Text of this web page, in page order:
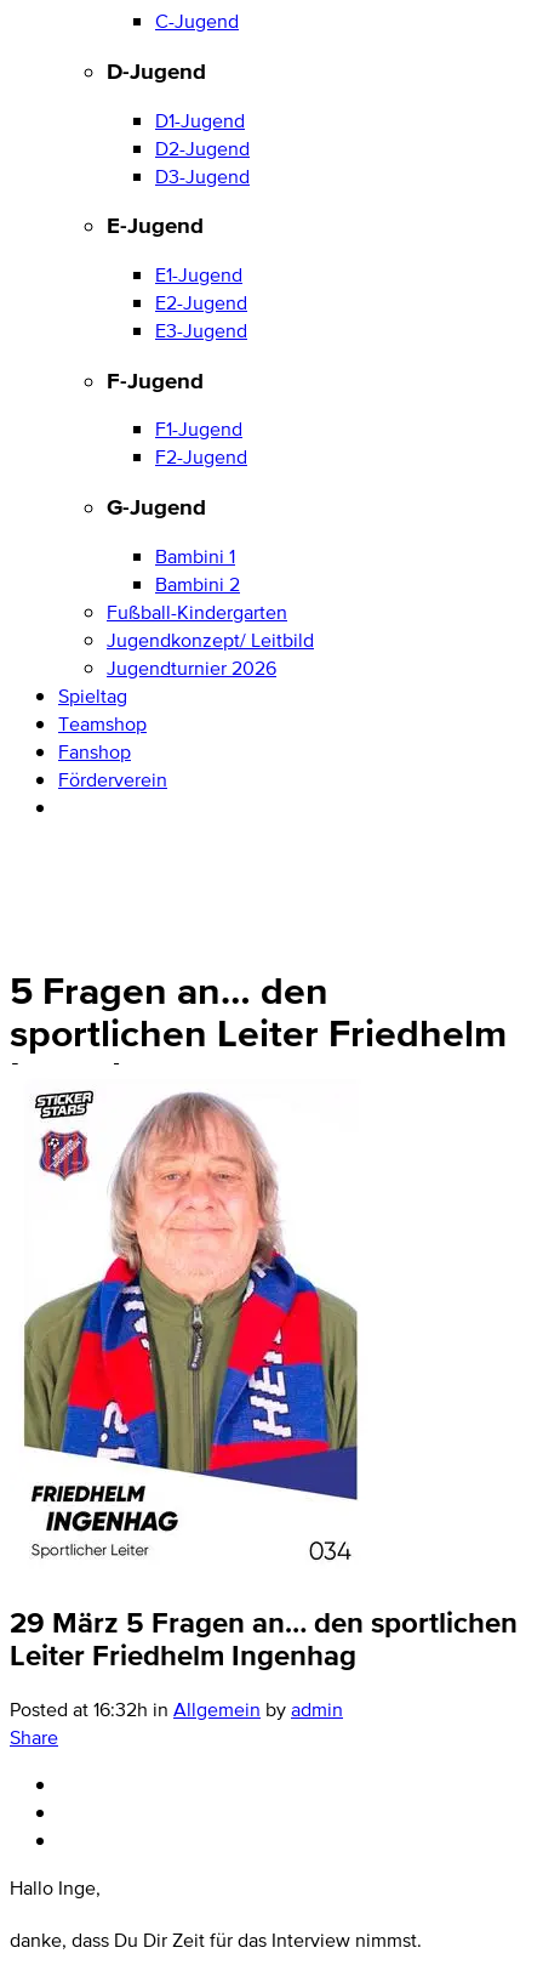
C-Jugend
D-Jugend
D1-Jugend
D2-Jugend
D3-Jugend
E-Jugend
E1-Jugend
E2-Jugend
E3-Jugend
F-Jugend
F1-Jugend
F2-Jugend
G-Jugend
Bambini 1
Bambini 2
Fußball-Kindergarten
Jugendkonzept/ Leitbild
Jugendturnier 2026
Spieltag
Teamshop
Fanshop
Förderverein
5 Fragen an… den
sportlichen Leiter Friedhelm
Ingenhag
29 März 5 Fragen an… den sportlichen
Leiter Friedhelm Ingenhag
Posted at 16:32h in Allgemein byadmin
Share
Hallo Inge,
danke, dass Du Dir Zeit für das Interview nimmst.